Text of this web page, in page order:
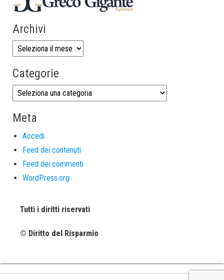
Archivi
Categorie
Meta
Accedi
Feed dei contenuti
Feed dei commenti
WordPress.org
Tutti i diritti riservati
© Diritto del Risparmio